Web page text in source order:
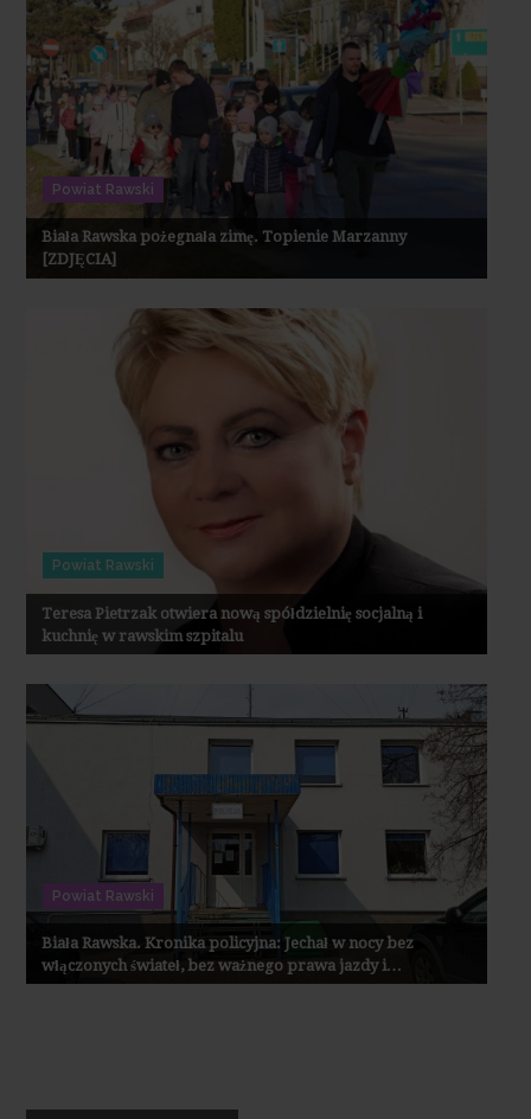
Powiat Rawski
Biała Rawska pożegnała zimę. Topienie Marzanny
[ZDJĘCIA]
Powiat Rawski
Teresa Pietrzak otwiera nową spółdzielnię socjalną i
kuchnię w rawskim szpitalu
Powiat Rawski
Biała Rawska. Kronika policyjna: Jechał w nocy bez
włączonych świateł, bez ważnego prawa jazdy i…